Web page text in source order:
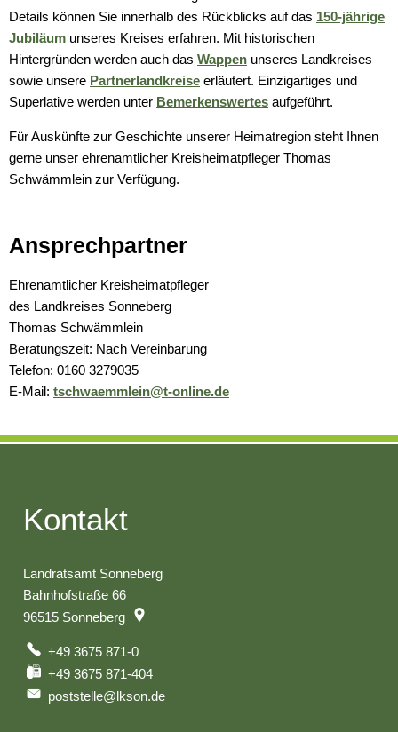
Ratsinformationssystem
Vergabeverfahren
Bürgerservice Thüringen
Freizeit und Tourismus
Infrastruktur und Verkehr
Natur und Umwelt
Schulnetzplanung bis 2031
Landkreis Sonneberg spricht
Weitere ehrenamtliche
Kreishaushalt für dieses und
Details können Sie innerhalb des Rückblicks auf das 150-jährige
Jubiläum unseres Kreises erfahren. Mit historischen
Hintergründen werden auch das Wappen unseres Landkreises
sowie unsere Partnerlandkreise erläutert. Einzigartiges und
Superlative werden unter Bemerkenswertes aufgeführt.
Für Auskünfte zur Geschichte unserer Heimatregion steht Ihnen
gerne unser ehrenamtlicher Kreisheimatpfleger Thomas
Schwämmlein zur Verfügung.
Ansprechpartner
Ehrenamtlicher Kreisheimatpfleger
des Landkreises Sonneberg
Thomas Schwämmlein
Beratungszeit: Nach Vereinbarung
Telefon: 0160 3279035
E-Mail: tschwaemmlein@t-online.de
Kontakt
Landratsamt Sonneberg
Bahnhofstraße 66
96515 Sonneberg
+49 3675 871-0
+49 3675 871-404
poststelle@lkson.de